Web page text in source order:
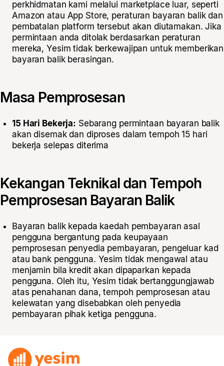
perkhidmatan kami melalui marketplace luar, seperti
Amazon atau App Store, peraturan bayaran balik dan
pembatalan platform tersebut akan diutamakan. Jika
permintaan anda ditolak berdasarkan peraturan
mereka, Yesim tidak berkewajipan untuk memberikan
bayaran balik berasingan.
Masa Pemprosesan
15 Hari Bekerja: Sebarang permintaan bayaran balik
akan disemak dan diproses dalam tempoh 15 hari
bekerja selepas diterima
Kekangan Teknikal dan Tempoh
Pemprosesan Bayaran Balik
Bayaran balik kepada kaedah pembayaran asal
pengguna bergantung pada keupayaan
pemprosesan penyedia pembayaran, pengeluar kad
atau bank pengguna. Yesim tidak mengawal atau
menjamin bila kredit akan dipaparkan kepada
pengguna. Oleh itu, Yesim tidak bertanggungjawab
atas penahanan dana, tempoh pemprosesan atau
kelewatan yang disebabkan oleh penyedia
pembayaran pihak ketiga pengguna.